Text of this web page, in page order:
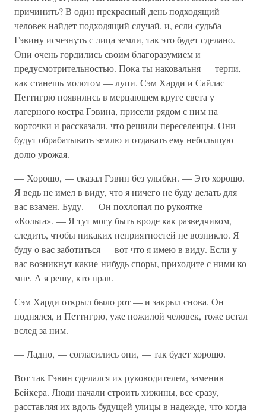
причинить? В один прекрасный день подходящий
человек найдет подходящий случай, и, если судьба
Гэвину исчезнуть с лица земли, так это будет сделано.
Они очень гордились своим благоразумием и
предусмотрительностью. Пока ты наковальня — терпи,
как станешь молотом — лупи. Сэм Харди и Сайлас
Петтигрю появились в мерцающем круге света у
лагерного костра Гэвина, присели рядом с ним на
корточки и рассказали, что решили переселенцы. Они
будут обрабатывать землю и отдавать ему небольшую
долю урожая.
— Хорошо, — сказал Гэвин без улыбки. — Это хорошо.
Я ведь не имел в виду, что я ничего не буду делать для
вас взамен. Буду. — Он похлопал по рукоятке
«Кольта». — Я тут могу быть вроде как разведчиком,
следить, чтобы никаких неприятностей не возникло. Я
буду о вас заботиться — вот что я имею в виду. Если у
вас возникнут какие-нибудь споры, приходите с ними ко
мне. А я решу, кто прав.
Сэм Харди открыл было рот — и закрыл снова. Он
поднялся, и Петтигрю, уже пожилой человек, тоже встал
вслед за ним.
— Ладно, — согласились они, — так будет хорошо.
Вот так Гэвин сделался их руководителем, заменив
Бейкера. Люди начали строить хижины, все сразу,
расставляя их вдоль будущей улицы в надежде, что когда-